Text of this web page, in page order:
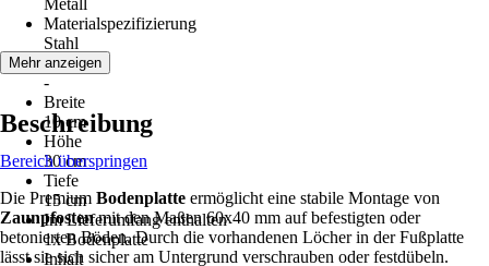
Metall
Materialspezifizierung
Stahl
Serie
-
Breite
10 cm
Höhe
30 cm
Tiefe
15 cm
Im Lieferumfang enthalten
1x Bodenplatte
Inhalt
Mehr anzeigen
Beschreibung
Bereich überspringen
Die Premium Bodenplatte ermöglicht eine stabile Montage von
Zaunpfostenmit den Maßen 60x40 mm auf befestigten oder
betonierten Böden. Durch die vorhandenen Löcher in der Fußplatte
lässt sie sich sicher am Untergrund verschrauben oder festdübeln.